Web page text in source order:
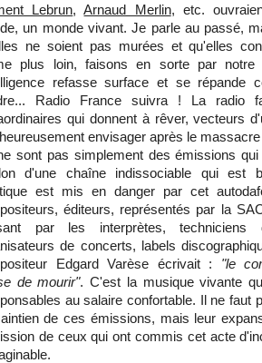
Lebrun,Arnaud Merlin, etc.
un monde vivant. Je parle au passé,
ne soient pas murées et qu'elles
plus loin, faisons en sorte par notre
refasse surface et se répande
Radio France suivra ! La radio
qui donnent à rêver, vecteurs
envisager après le
sont pas simplement des émissions
d'une chaîne indissociable qui est
est mis en danger par cet
éditeurs, représentés par la
par les interprètes, techniciens
de concerts, labels
Edgard Varèse écrivait : "le
de mourir". C'est la musique vivante
au salaire confortable. Il ne faut
de ces émissions, mais leur
de ceux qui ont commis cet acte